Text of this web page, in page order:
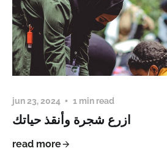
jun 23, 2024 1 min read
ازرع شجرة وأنقذ حياتك
read more